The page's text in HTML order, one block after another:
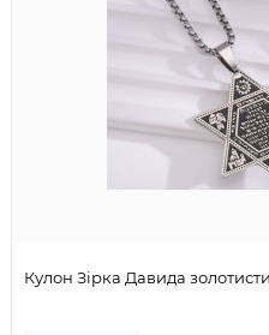
Кулон Зірка Давида